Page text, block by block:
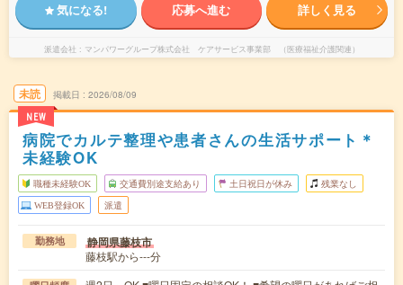
気になる! 応募へ進む 詳しく見る
派遣会社 マンパワーグループ株式会社 ケアサービス事業部 （医療福祉介護関連）
未読
NEW
掲載日 2026/08/09
病院でカルテ整理や患者さんの生活サポート＊
未経験OK
職種未経験OK 交通費別途支給あり 土日祝日が休み 残業なし
WEB登録OK 派遣
勤務地 静岡県藤枝市
藤枝駅から---分